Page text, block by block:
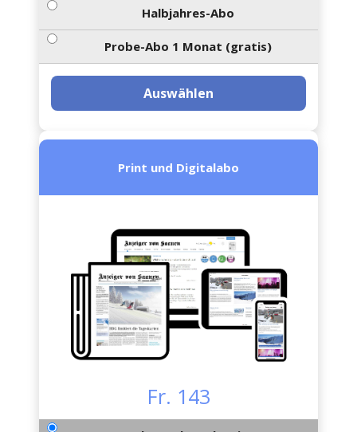
Halbjahres-Abo
Probe-Abo 1 Monat (gratis)
Auswählen
Print und Digitalabo
Fr. 143